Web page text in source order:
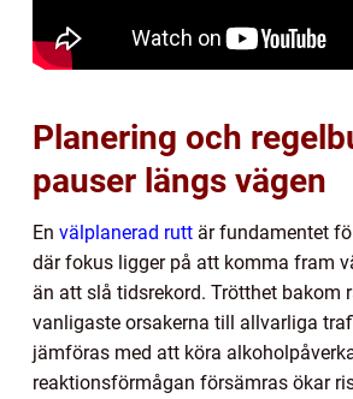
Planering och
pauser längs vägen
En välplanerad rutt är fundamentet
där fokus ligger på att komma fram
än att slå tidsrekord. Trötthet bakom
vanligaste orsakerna till allvarliga
jämföras med att köra
reaktionsförmågan försämras ökar